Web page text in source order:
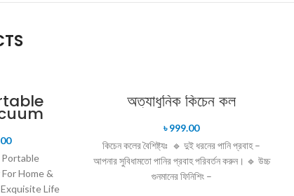
Home &
Life
অত্যাধুনিক কিচেন কল
৳999.00
কিচেন কলের বৈশিষ্ট্যঃ 🔹 দুই ধরনের পানি প্রবাহ –
আপনার সুবিধামতো পানির প্রবাহ পরিবর্তন করুন। 🔹 উচ্চ
গুনমানের ফিনিশিং –